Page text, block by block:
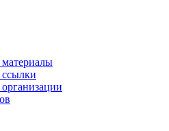
материалы
ссылки